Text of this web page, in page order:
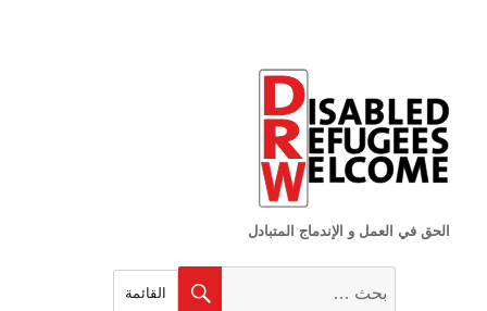
الحق في العمل و الإندماج المتبادل
بحث
القائمة